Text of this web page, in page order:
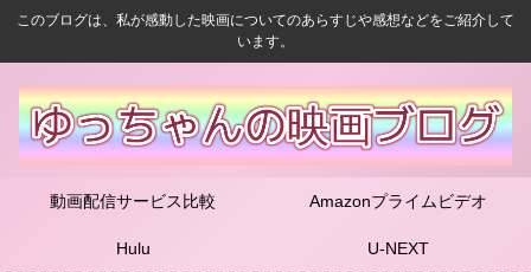
このブログは、私が感動した映画についてのあらすじや感想などをご紹介して
います。
動画配信サービス比較 Amazonプライムビデオ
Hulu U-NEXT